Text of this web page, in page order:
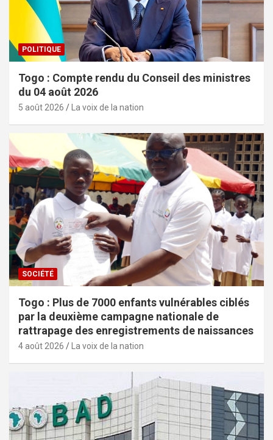
POLITIQUE
Togo : Compte rendu du Conseil des ministres
du 04 août 2026
5 août 2026 La voix de la nation
SOCIÉTÉ
Togo : Plus de 7000 enfants vulnérables ciblés
par la deuxième campagne nationale de
rattrapage des enregistrements de naissances
4 août 2026 La voix de la nation